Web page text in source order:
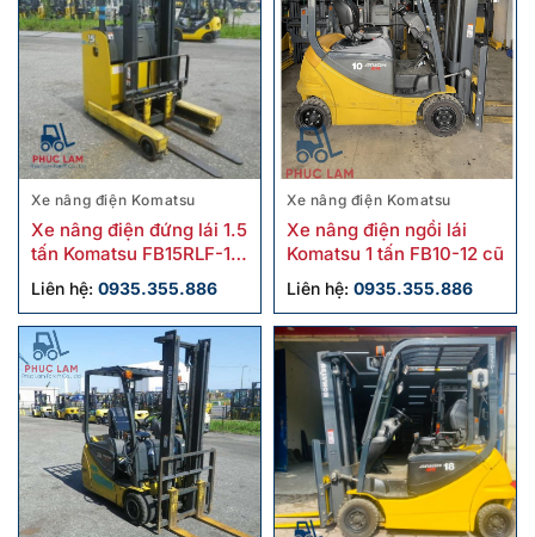
Xe nâng điện Komatsu
Xe nâng điện đứng lái 1.5
tấn Komatsu FB15RLF-15
cũ
Liên hệ: 0935.355.886
Xe nâng điện Komatsu
Xe nâng điện ngồi lái
Komatsu 1 tấn FB10-12 cũ
Liên hệ: 0935.355.886